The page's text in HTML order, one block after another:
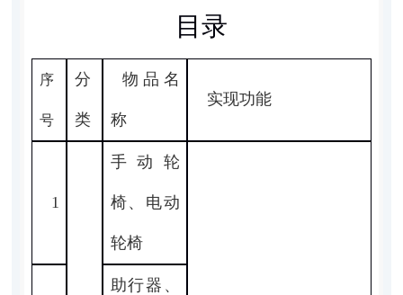
目录
序
号
分
类
物品名
称
实现功能
1
手动轮
椅、电动
轮椅
助行器、